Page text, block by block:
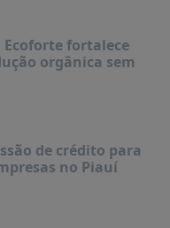
Ecoforte fortalece
orgânica sem
de crédito para
no Piauí